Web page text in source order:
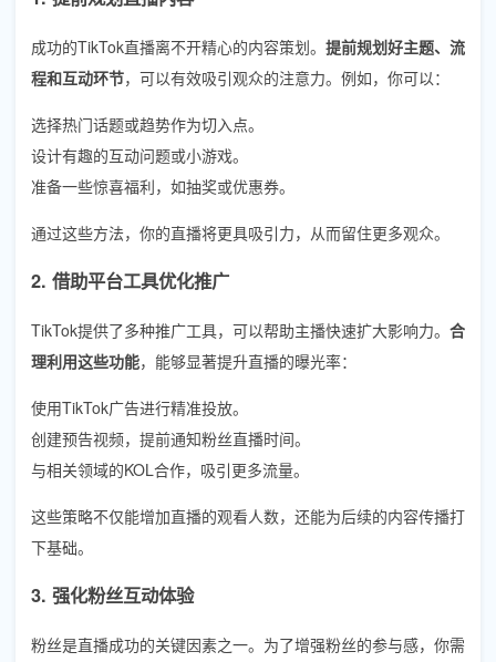
成功的TikTok直播离不开精心的内容策划。 提前规划好主题、流
程和互动环节，可以有效吸引观众的注意力。例如，你可以：
选择热门话题或趋势作为切入点。
设计有趣的互动问题或小游戏。
准备一些惊喜福利，如抽奖或优惠券。
通过这些方法，你的直播将更具吸引力，从而留住更多观众。
2. 借助平台工具优化推广
TikTok提供了多种推广工具，可以帮助主播快速扩大影响力。 合
理利用这些功能，能够显著提升直播的曝光率：
使用TikTok广告进行精准投放。
创建预告视频，提前通知粉丝直播时间。
与相关领域的KOL合作，吸引更多流量。
这些策略不仅能增加直播的观看人数，还能为后续的内容传播打
下基础。
3. 强化粉丝互动体验
粉丝是直播成功的关键因素之一。为了增强粉丝的参与感，你需